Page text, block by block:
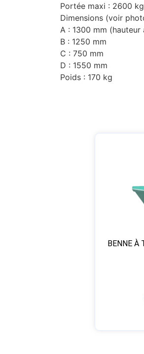
Portée maxi : 2600 kg
Dimensions (voir
A : 1300 mm (hauteur
B : 1250 mm
C : 750 mm
D : 1550 mm
Poids : 170 kg
BENNE À